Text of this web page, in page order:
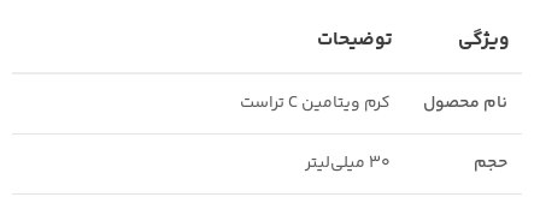
ویژگی توضیحات
نام محصول کرم ویتامین C تراست
حجم ۳۰ میلی‌لیتر